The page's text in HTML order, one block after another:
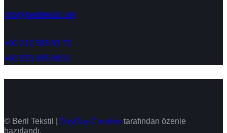
info@beriltekstil.net
+90 212 505 05 70
+90 533 895 0833
© Beril Tekstil | DayDay Creative tarafından özenle
hazırlandı.